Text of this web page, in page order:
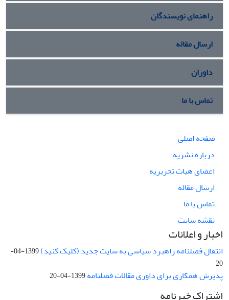
راهنمای نویسندگان
ارسال مقاله
داوران
تماس با ما
صفحه اصلی
درباره نشریه
اعضای هیات تحریریه
ارسال مقاله
تماس با ما
نقشه سایت
اخبار و اعلانات
انتقال فصلنامه راهبرد سیاسی به سایت جدید (کلیک کنید)
1399-04-
20
پذیرش همکاری برای داوری مقالات فصلنامه1399-04-20
اشتراک خبرنامه